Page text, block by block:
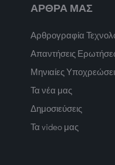
ΑΡΘΡΑ ΜΑΣ
Αρθρογραφία
Απαντήσεις
Μηνιαίες
Τα νέα μας
Δημοσιεύσεις
Τα video μας